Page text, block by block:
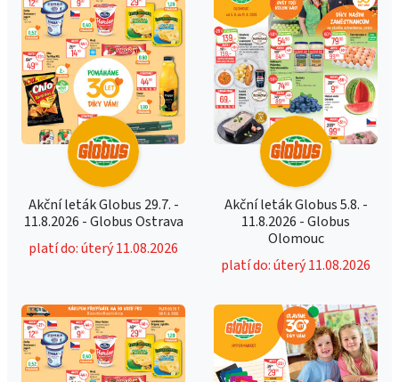
Akční leták Globus 29.7. -
11.8.2026 - Globus Ostrava
platí do: úterý 11.08.2026
Akční leták Globus 5.8. -
11.8.2026 - Globus
Olomouc
platí do: úterý 11.08.2026